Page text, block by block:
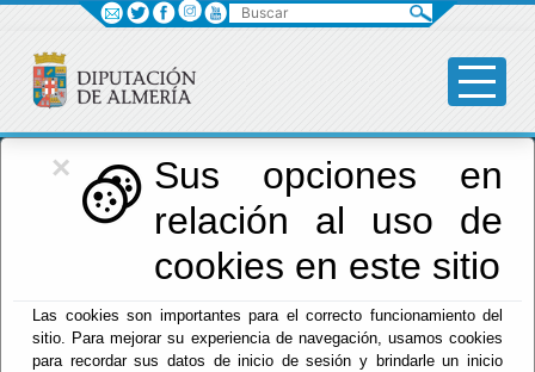
×
Sus opciones en
relación al uso de
cookies en este sitio
Las cookies son importantes para el correcto funcionamiento del
sitio. Para mejorar su experiencia de navegación, usamos cookies
para recordar sus datos de inicio de sesión y brindarle un inicio
Diputación
Menú Diputación
INFRACCIONES
Buscar